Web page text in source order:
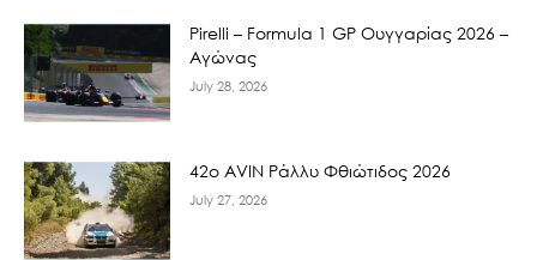
Pirelli – Formula 1 GP Ουγγαρίας 2026 –
Αγώνας
July 28, 2026
42ο AVIN Ράλλυ Φθιώτιδος 2026
July 27, 2026